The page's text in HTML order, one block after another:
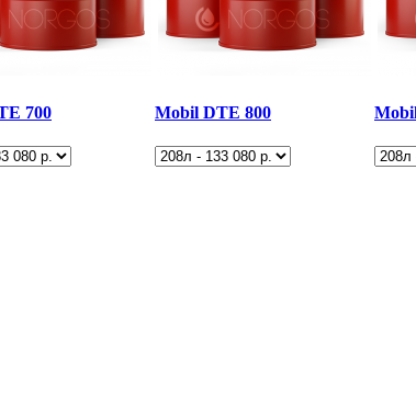
700 Mobil DTE 800